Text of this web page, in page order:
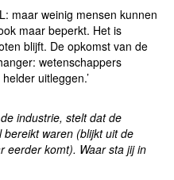
maar weinig mensen kunnen
maar beperkt. Het is
blijft. De opkomst van de
wetenschappers
uitleggen.’
industrie, stelt dat de
waren (blijkt uit de
eerder komt). Waar sta jij in